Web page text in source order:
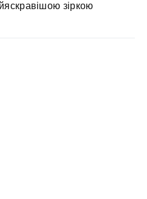
зіркою